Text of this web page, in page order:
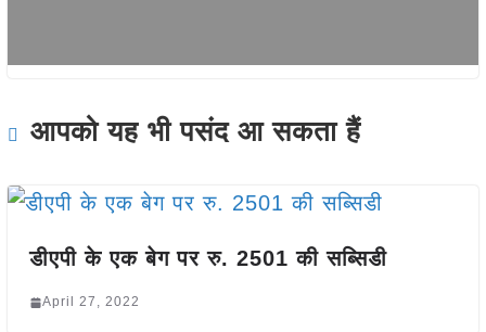
आपको यह भी पसंद आ सकता हैं
डीएपी के एक बेग पर रु. 2501 की सब्सिडी
April 27, 2022